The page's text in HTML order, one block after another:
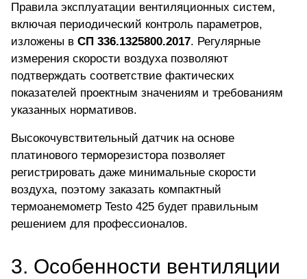
Правила эксплуатации вентиляционных систем,
включая периодический контроль параметров,
изложены в СП 336.1325800.2017. Регулярные
измерения скорости воздуха позволяют
подтверждать соответствие фактических
показателей проектным значениям и требованиям
указанных нормативов.
Высокочувствительный датчик на основе
платинового терморезистора позволяет
регистрировать даже минимальные скорости
воздуха, поэтому заказать компактный
термоанемометр Testo 425 будет правильным
решением для профессионалов.
3. Особенности вентиляции